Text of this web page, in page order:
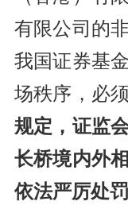
有限公司的
我国证券基
场秩序，必
规定，证监
长桥境内外
依法严厉处罚